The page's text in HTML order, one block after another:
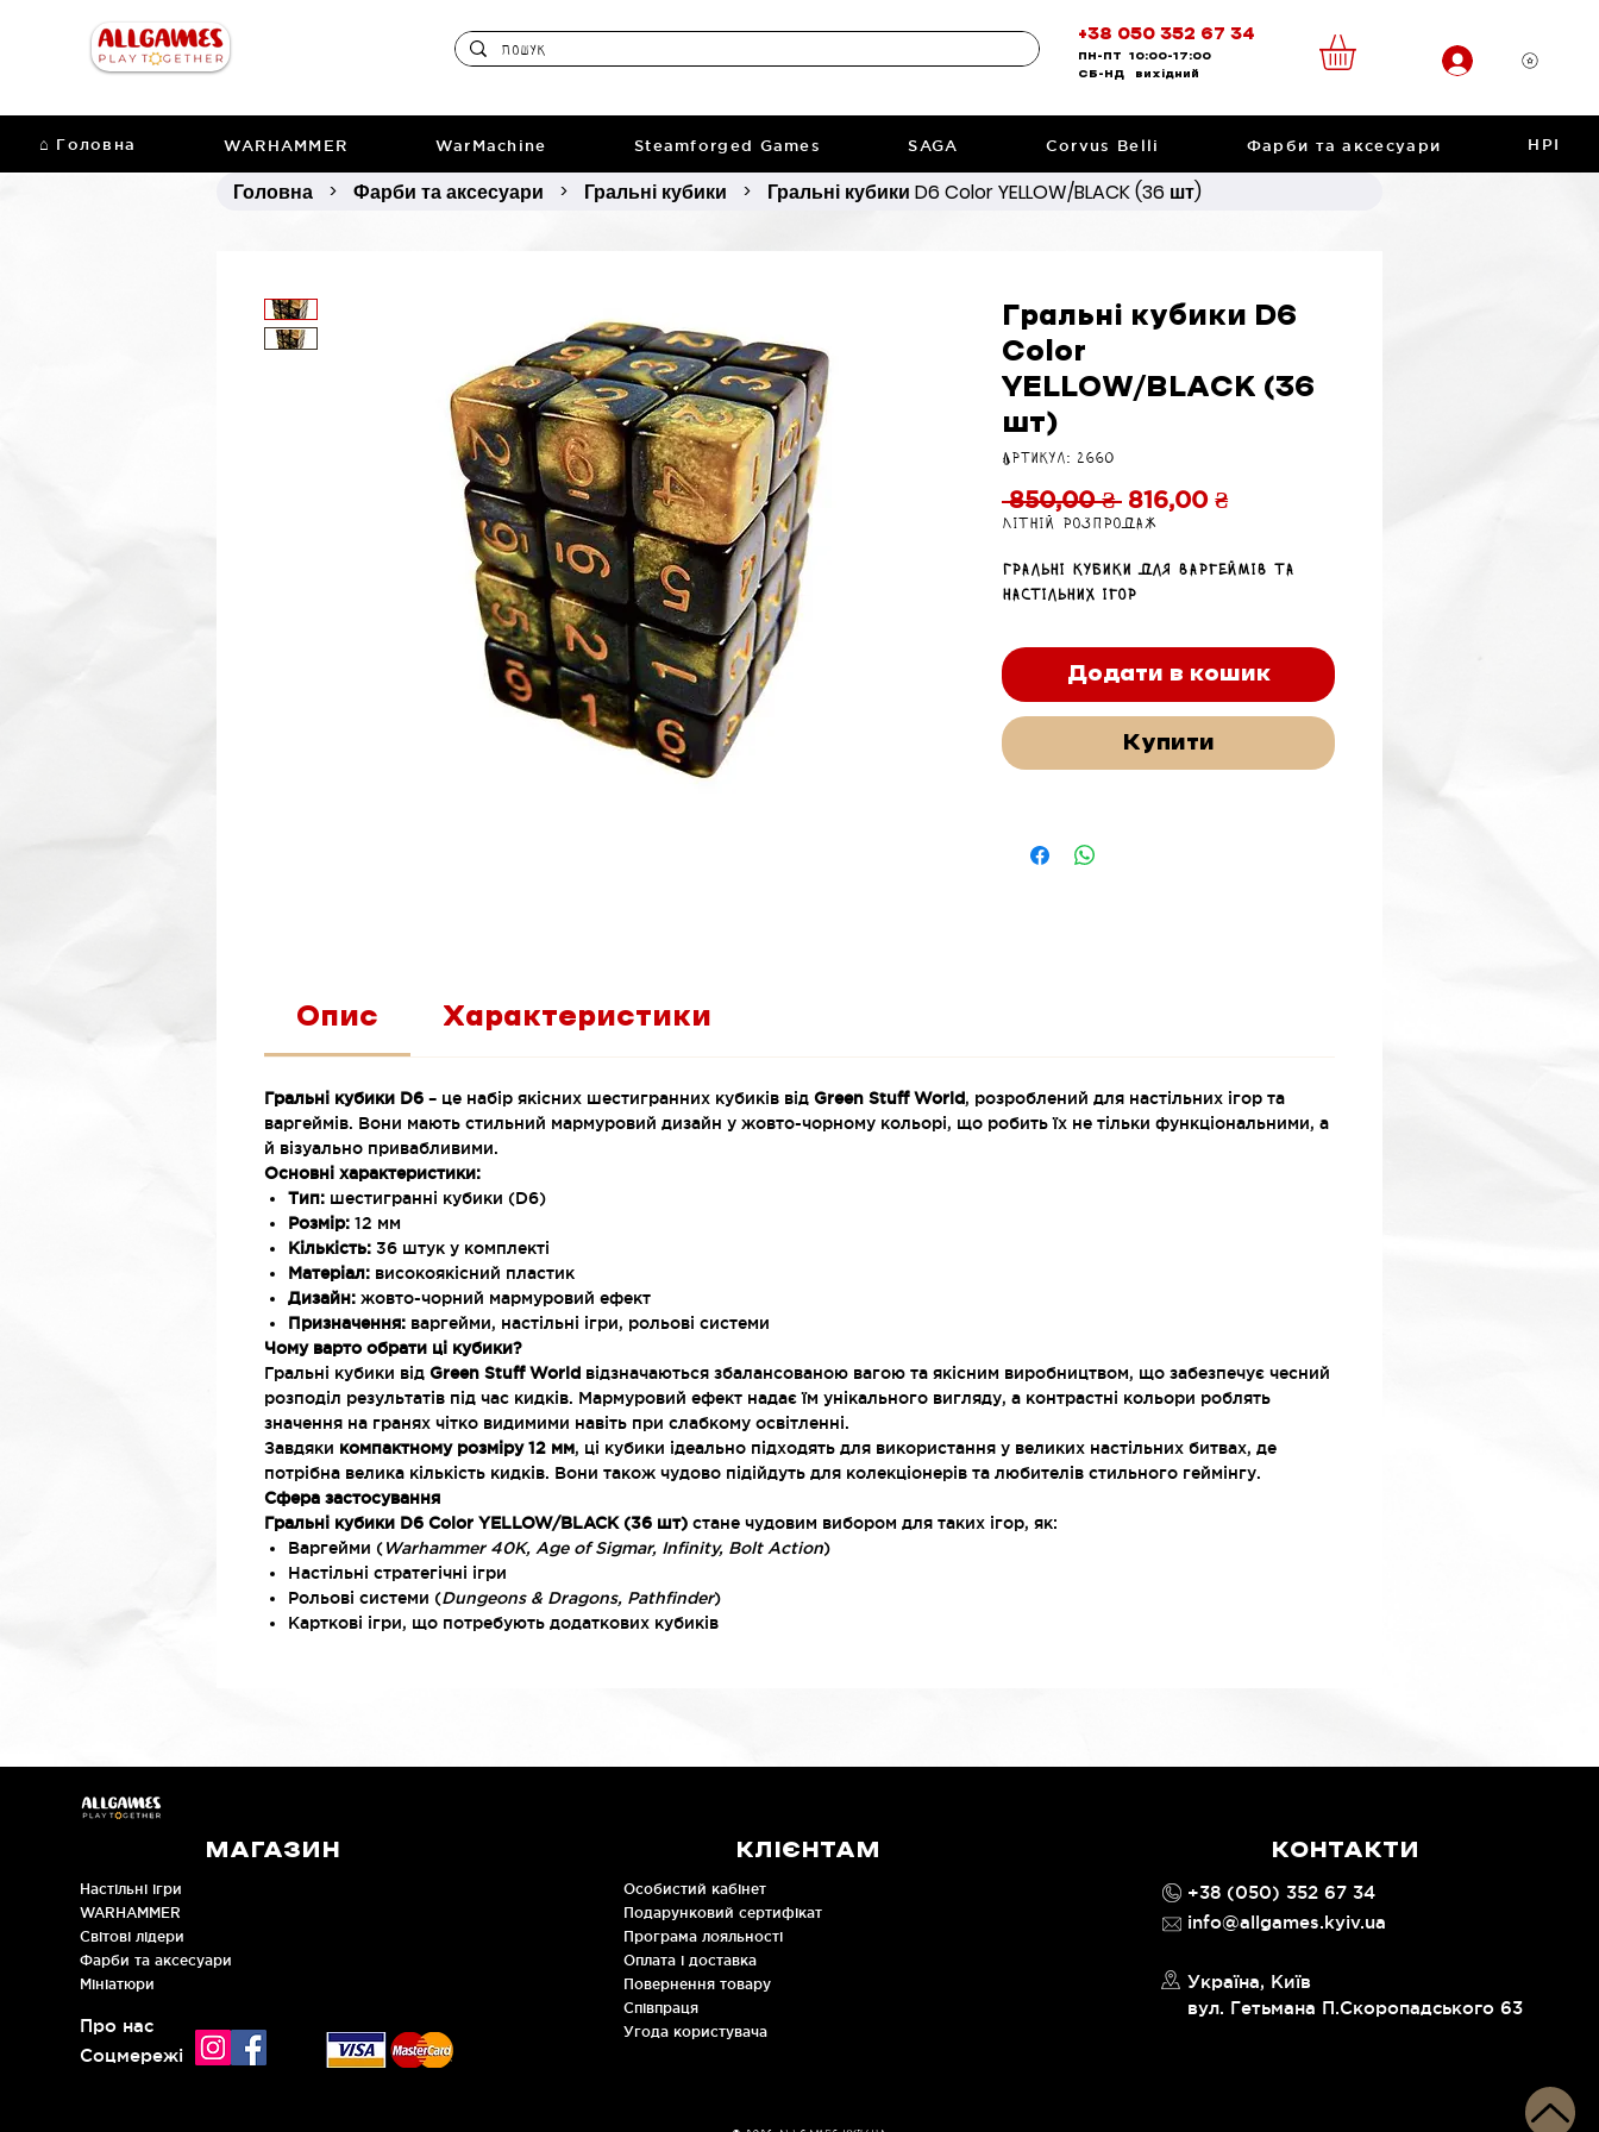
+38 050 352 67 34
ПН-ПТ 10:00-17:00
CБ-НД вихідний
⌂ Головна WARHAMMER WarMachine Steamforged Games SAGA Corvus Belli Фарби та аксесуари НРІ
Головна > Фарби та аксесуари > Гральні кубики > Гральні кубики D6 Color YELLOW/BLACK (36 шт)
Гральні кубики D6
Color
YELLOW/BLACK (36
шт)
Артикул: 2660
850,00 ₴ Звичайна
ціна
816,00 ₴За
Літній розпродаж
Гральні кубики для варгеймів та
настільних ігор
Додати в кошик
Купити
Опис Характеристики
Гральні кубики D6 – це набір якісних шестигранних кубиків від Green Stuff World, розроблений для настільних ігор та
варгеймів. Вони мають стильний мармуровий дизайн у жовто-чорному кольорі, що робить їх не тільки функціональними, а
й візуально привабливими.
Основні характеристики:
Тип: шестигранні кубики (D6)
Розмір: 12 мм
Кількість: 36 штук у комплекті
Матеріал: високоякісний пластик
Дизайн: жовто-чорний мармуровий ефект
Призначення: варгейми, настільні ігри, рольові системи
Чому варто обрати ці кубики?
Гральні кубики від Green Stuff World відзначаються збалансованою вагою та якісним виробництвом, що забезпечує чесний
розподіл результатів під час кидків. Мармуровий ефект надає їм унікального вигляду, а контрастні кольори роблять
значення на гранях чітко видимими навіть при слабкому освітленні.
Завдяки компактному розміру 12 мм, ці кубики ідеально підходять для використання у великих настільних битвах, де
потрібна велика кількість кидків. Вони також чудово підійдуть для колекціонерів та любителів стильного геймінгу.
Сфера застосування
Гральні кубики D6 Color YELLOW/BLACK (36 шт) стане чудовим вибором для таких ігор, як:
Варгейми (Warhammer 40K, Age of Sigmar, Infinity, Bolt Action)
Настільні стратегічні ігри
Рольові системи (Dungeons & Dragons, Pathfinder)
Карткові ігри, що потребують додаткових кубиків
МАГАЗИН
Настільні ігри
WARHAMMER
Cвітові лідери
Фарби та аксесуари
Мініатюри
Про нас
Соцмережі
КЛІЄНТАМ
Особистий кабінет
Подарунковий сертифікат
Програма лояльності
Оплата і доставка
Повернення товару
Співпраця
Угода користувача
КОНТАКТИ
+38 (050) 352 67 34
info@allgames.kyiv.ua
Україна, Київ
вул. Гетьмана П.Скоропадського 63